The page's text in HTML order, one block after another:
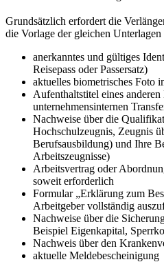
Grundsätzlich erfordert die
die Vorlage der gleichen
anerkanntes und gültiges
Reisepass oder Passersatz)
aktuelles biometrisches Foto
Aufenthaltstitel eines
unternehmensinternen
Nachweise über die
Hochschulzeugnis, Zeugnis
Berufsausbildung) und Ihre
Arbeitszeugnisse)
Arbeitsvertrag oder
soweit erforderlich
Formular „Erklärung zum
Arbeitgeber vollständig
Nachweise über die
Beispiel Eigenkapital,
Nachweis über den
aktuelle Meldebescheinigung